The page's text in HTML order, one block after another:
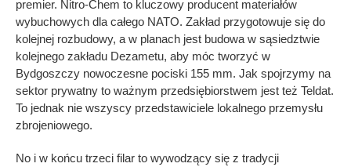
premier. Nitro-Chem to kluczowy producent materiałów
wybuchowych dla całego NATO. Zakład przygotowuje się do
kolejnej rozbudowy, a w planach jest budowa w sąsiedztwie
kolejnego zakładu Dezametu, aby móc tworzyć w
Bydgoszczy nowoczesne pociski 155 mm. Jak spojrzymy na
sektor prywatny to ważnym przedsiębiorstwem jest też Teldat.
To jednak nie wszyscy przedstawiciele lokalnego przemysłu
zbrojeniowego.
No i w końcu trzeci filar to wywodzący się z tradycji